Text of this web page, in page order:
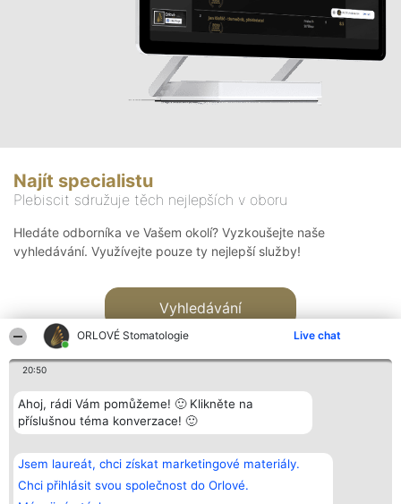
ORLOVÉ Stomatologie Live chat
20:50
Ahoj, rádi Vám pomůžeme! 🙂 Klikněte na
příslušnou téma konverzace! 🙂
Jsem laureát, chci získat marketingové materiály.
Chci přihlásit svou společnost do Orlové.
Najít specialistu
Plebiscit sdružuje těch nejlepších v oboru
Hledáte odborníka ve Vašem okolí? Vyzkoušejte naše
vyhledávání. Využívejte pouze ty nejlepší služby!
Vyhledávání
Bright Side Solutions sp. z o.
o. sp. k.
ul. Ruska 22
Wrocław 50-079
Vítězové
Seznam všech
laureátů
Zásady
Kontakt